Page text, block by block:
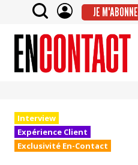
JE M'ABONNE
Interview
Expérience Client
Exclusivité En-Contact